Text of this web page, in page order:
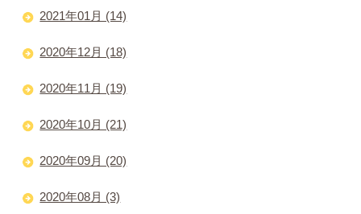
2021年01月 (14)
2020年12月 (18)
2020年11月 (19)
2020年10月 (21)
2020年09月 (20)
2020年08月 (3)